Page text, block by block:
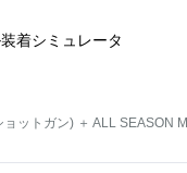
着シミュレータ
ットガン) ＋ ALL SEASON